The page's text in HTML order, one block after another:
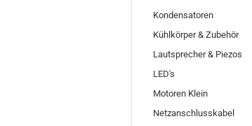
Kondensatoren
Kühlkörper & Zubehör
Lautsprecher & Piezos
LED's
Motoren Klein
Netzanschlusskabel